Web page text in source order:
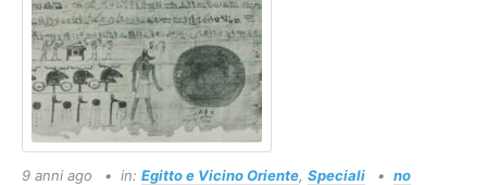
9 anni ago in: Egitto e Vicino Oriente, Speciali
no